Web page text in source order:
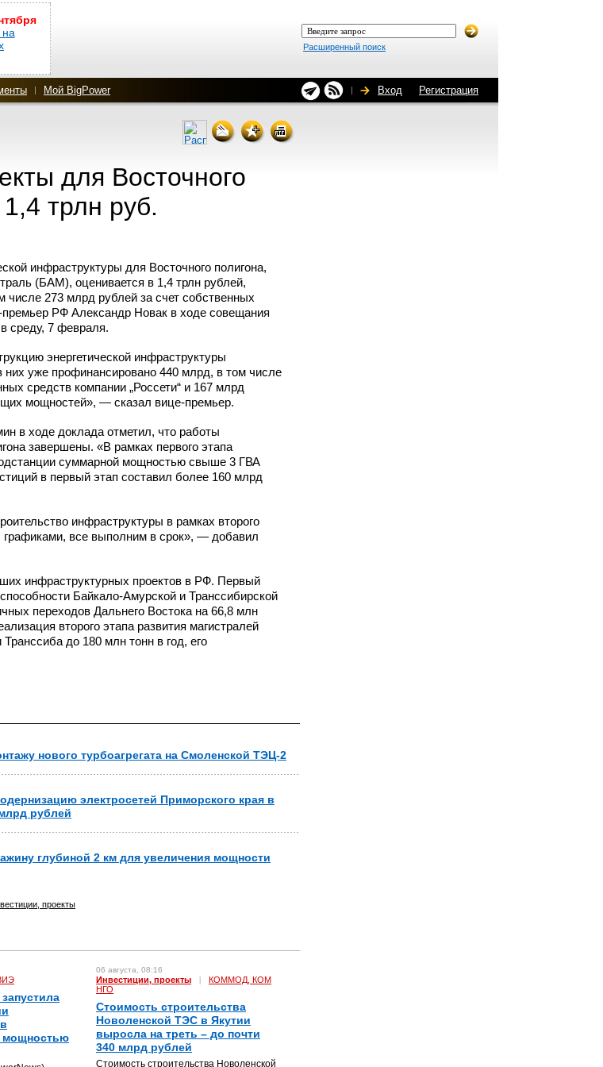
на
Расширенный поиск
Мой BigPower Вход Регистрация
для Восточного
трлн руб.
инфраструктуры для Восточного полигона,
(БАМ), оценивается в 1,4 трлн рублей,
273 млрд рублей за счет собственных
премьер РФ Александр Новак в ходе совещания
среду, 7 февраля.
энергетической инфраструктуры
них уже профинансировано 440 млрд, в том числе
средств компании „Россети“ и 167 млрд
мощностей», — сказал вице-премьер.
в ходе доклада отметил, что работы
завершены. «В рамках первого этапа
суммарной мощностью свыше 3 ГВА
в первый этап составил более 160 млрд
инфраструктуры в рамках второго
все выполним в срок», — добавил
инфраструктурных проектов в РФ. Первый
Байкало-Амурской и Транссибирской
переходов Дальнего Востока на 66,8 млн
второго этапа развития магистралей
до 180 млн тонн в год, его
нового турбоагрегата на Смоленской ТЭЦ-2
электросетей Приморского края в
рублей
глубиной 2 км для увеличения мощности
проекты
мощностью
06 августа, 08:16
Инвестиции, проекты |
КОММОД, КОМ
НГО
Стоимость строительства
Новоленской ТЭС в Якутии
выросла на треть – до почти
340 млрд рублей
Стоимость строительства Новоленской